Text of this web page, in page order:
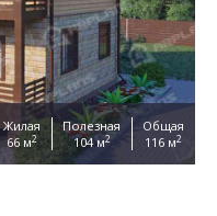
Жилая
66 м2
Полезная
104 м2
Общая
116 м2